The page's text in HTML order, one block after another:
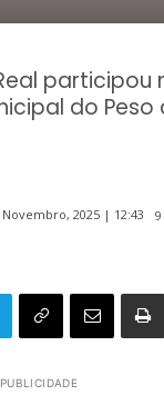
participou
do Peso
Novembro, 2025 | 12:43
PUBLICIDADE